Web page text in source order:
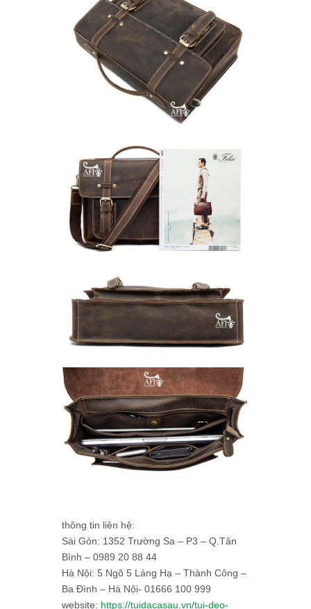
thông tin liên hệ:
Sài Gòn: 1352 Trường Sa – P3 – Q.Tân
Bình – 0989 20 88 44
Hà Nội: 5 Ngõ 5 Láng Hạ – Thành Công –
Ba Đình – Hà Nội- 01666 100 999
website: https://tuidacasau.vn/tui-deo-